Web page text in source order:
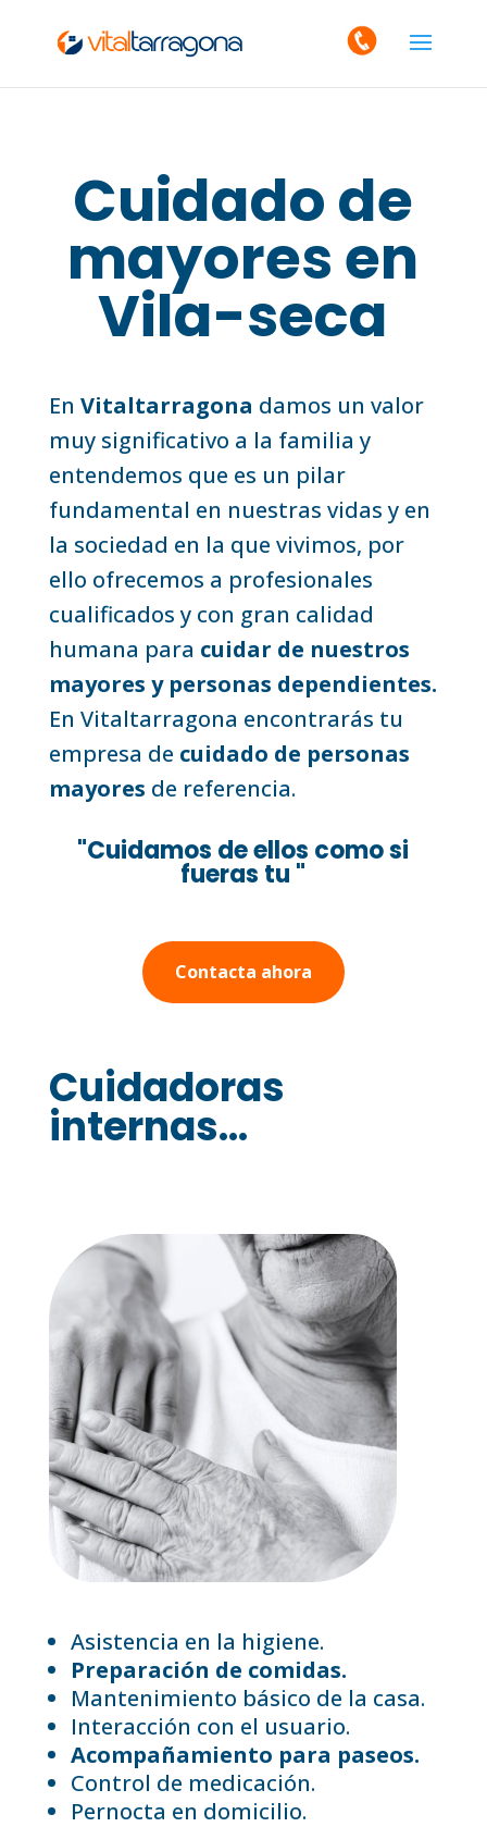
Cuidado de
mayores en
Vila-seca
En Vitaltarragona damos un valor
muy significativo a la familia y
entendemos que es un pilar
fundamental en nuestras vidas y en
la sociedad en la que vivimos, por
ello ofrecemos a profesionales
cualificados y con gran calidad
humana para cuidar de nuestros
mayores y personas dependientes.
En Vitaltarragona encontrarás tu
empresa de cuidado de personas
mayores de referencia.
"Cuidamos de ellos como si
fueras tu "
Contacta ahora
Cuidadoras
internas...
Asistencia en la higiene.
Preparación de comidas.
Mantenimiento básico de la casa.
Interacción con el usuario.
Acompañamiento para paseos.
Control de medicación.
Pernocta en domicilio.